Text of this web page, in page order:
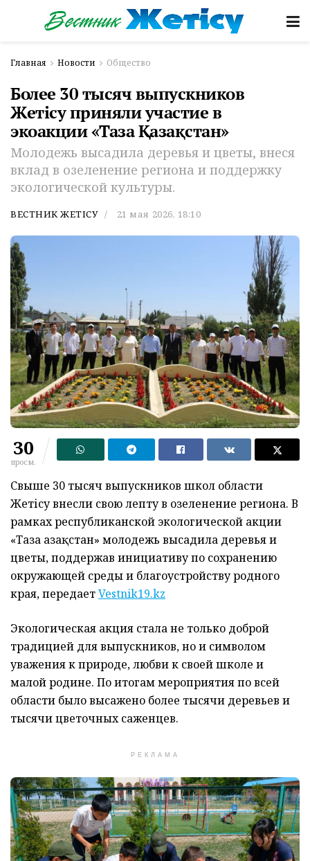
Главная Новости Общество
Более 30 тысяч выпускников
Жетісу приняли участие в
экоакции «Таза Қазақстан»
Молодежь высадила деревья и цветы, внеся
вклад в озеленение региона и поддержку
экологической культуры.
ВЕСТНИК ЖЕТІСУ 21 мая 2026, 18:10
30
просм.
Свыше 30 тысяч выпускников школ области
Жетісу внесли свою лепту в озеленение региона. В
рамках республиканской экологической акции
«Таза Қазақстан» молодежь высадила деревья и
цветы, поддержав инициативу по сохранению
окружающей среды и благоустройству родного
края, передаетVestnik19.kz
Экологическая акция стала не только доброй
традицией для выпускников, но и символом
уважения к природе, любви к своей школе и
малой родине. По итогам мероприятия по всей
области было высажено более тысячи деревьев и
тысячи цветочных саженцев.
РЕКЛАМА